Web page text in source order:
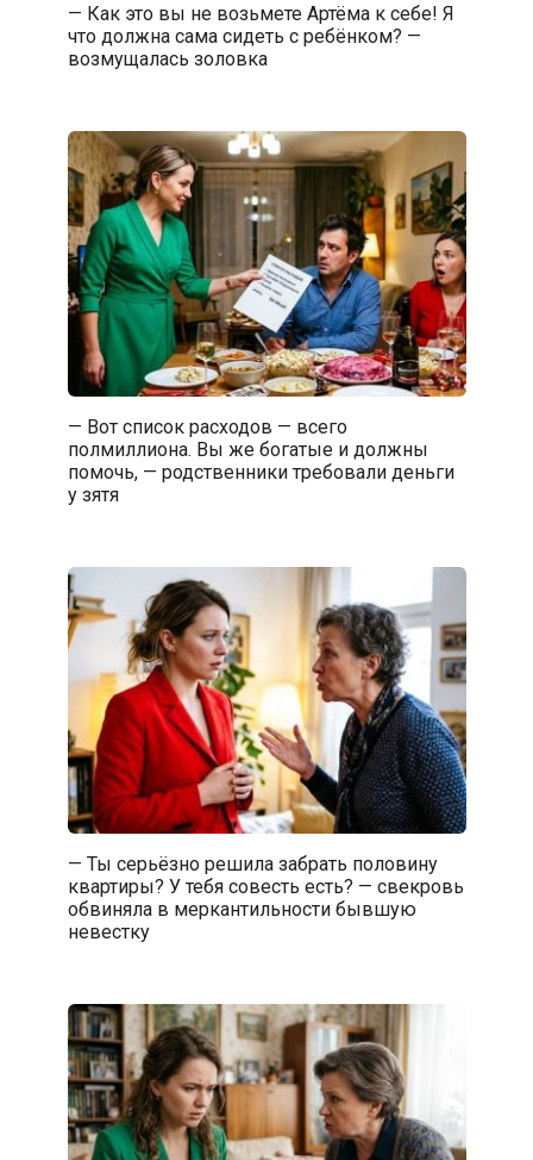
— Как это вы не возьмете Артёма к себе! Я
что должна сама сидеть с ребёнком? —
возмущалась золовка
— Вот список расходов — всего
полмиллиона. Вы же богатые и должны
помочь, — родственники требовали деньги
у зятя
— Ты серьёзно решила забрать половину
квартиры? У тебя совесть есть? — свекровь
обвиняла в меркантильности бывшую
невестку